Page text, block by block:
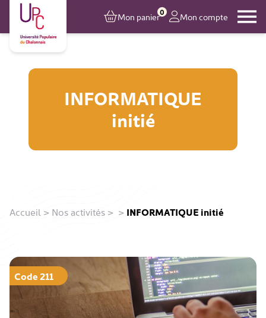
Mon panier0 Mon compte
INFORMATIQUE
initié
Accueil > Nos activités > > INFORMATIQUE initié
Code 211